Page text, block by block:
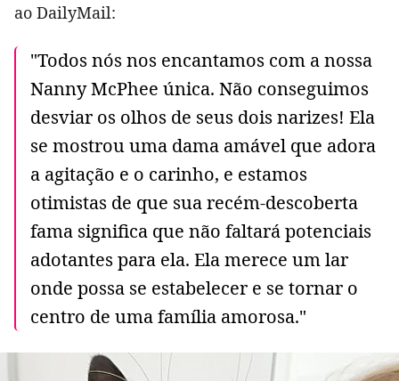
ao DailyMail:
"Todos nós nos encantamos com a nossa
Nanny McPhee única. Não conseguimos
desviar os olhos de seus dois narizes! Ela
se mostrou uma dama amável que adora
a agitação e o carinho, e estamos
otimistas de que sua recém-descoberta
fama significa que não faltará potenciais
adotantes para ela. Ela merece um lar
onde possa se estabelecer e se tornar o
centro de uma família amorosa."